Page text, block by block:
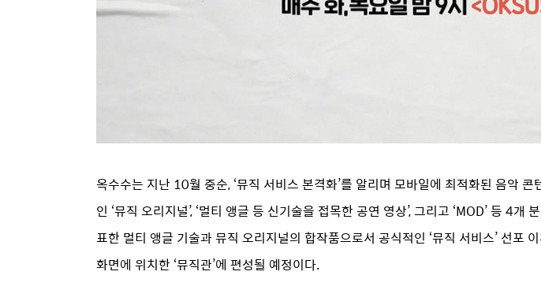
옥수수는 지난 10월 중순, ‘뮤직 서비스 본격화’를 알리며 모바일에 최적화된 음악 콘
인 ‘뮤직 오리지널’, ‘멀티 앵글 등 신기술을 접목한 공연 영상’, 그리고 ‘MOD’ 등 4
표한 멀티 앵글 기술과 뮤직 오리지널의 합작품으로서 공식적인 ‘뮤직 서비스’ 선포
화면에 위치한 ‘뮤직관’에 편성될 예정이다.